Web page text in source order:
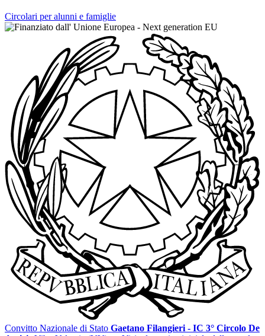
Circolari per alunni e famiglie
Convitto Nazionale di Stato Gaetano Filangieri - IC 3° Circolo De